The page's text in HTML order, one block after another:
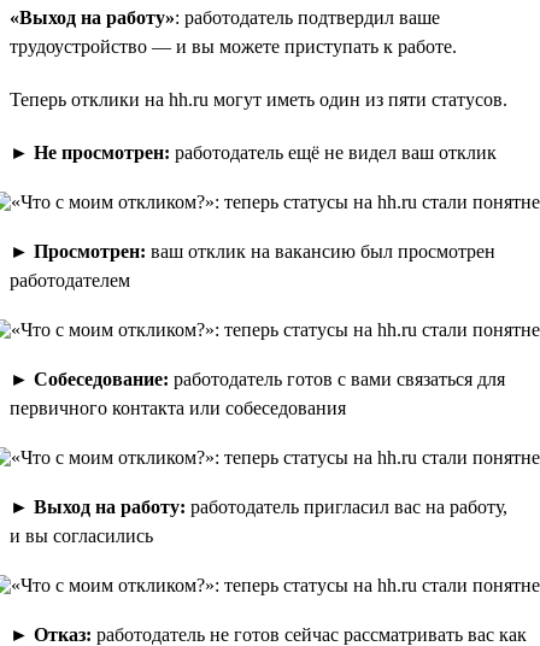
«Выход на работу»: работодатель подтвердил ваше
трудоустройство — и вы можете приступать к работе.
Теперь отклики на hh.ru могут иметь один из пяти статусов.
► Не просмотрен: работодатель ещё не видел ваш отклик
► Просмотрен: ваш отклик на вакансию был просмотрен
работодателем
► Собеседование: работодатель готов с вами связаться для
первичного контакта или собеседования
► Выход на работу: работодатель пригласил вас на работу,
и вы согласились
► Отказ: работодатель не готов сейчас рассматривать вас как